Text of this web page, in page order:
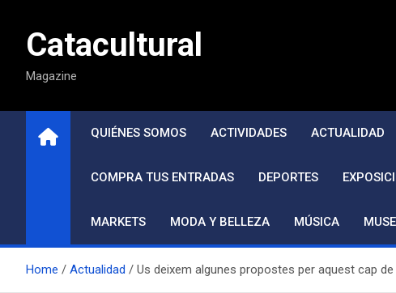
contenidoCatacultural
Magazine
QUIÉNES SOMOS ACTIVIDADES ACTUALIDAD
COMPRA TUS ENTRADAS DEPORTES
MARKETS MODA Y BELLEZA MÚSICA
Home Actualidad Us deixem algunes propostes per aquest cap